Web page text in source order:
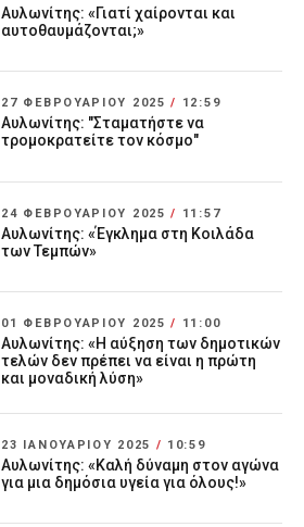
Αυλωνίτης: «Γιατί χαίρονται και
αυτοθαυμάζονται;»
27 ΦΕΒΡΟΥΑΡΊΟΥ 2025/ 12:59
Αυλωνίτης: "Σταματήστε να
τρομοκρατείτε τον κόσμο"
24 ΦΕΒΡΟΥΑΡΊΟΥ 2025/ 11:57
Αυλωνίτης: «Έγκλημα στη Κοιλάδα
των Τεμπών»
01 ΦΕΒΡΟΥΑΡΊΟΥ 2025/ 11:00
Αυλωνίτης: «Η αύξηση των δημοτικών
τελών δεν πρέπει να είναι η πρώτη
και μοναδική λύση»
23 ΙΑΝΟΥΑΡΊΟΥ 2025 / 10:59
Αυλωνίτης: «Καλή δύναμη στον αγώνα
για μια δημόσια υγεία για όλους!»